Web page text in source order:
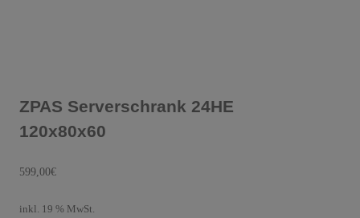
ZPAS Serverschrank 24HE
120x80x60
599,00€
inkl. 19 % MwSt.